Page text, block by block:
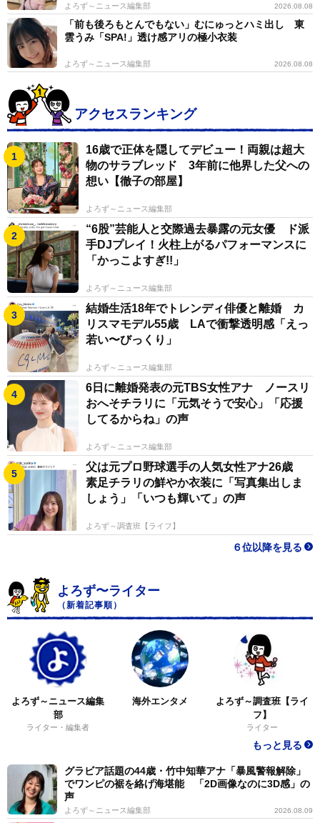
よろず～ニュース編集部 2026.08.08
「前も後ろもとんでもない」むにゅっとハミ出し 東
雲うみ「SPA!」透け感アリの極小衣装
よろず～ニュース編集部 2026.08.08
アクセスランキング
16歳で正体を隠してデビュー！両親は超大
物のサラブレッド 3年前に他界した父への
想い【徹子の部屋】
よろず～ニュース編集部
“6股”芸能人と交際過去暴露の元女優 ド派
手DJプレイ！火柱上がるパフォーマンスに
「かっこよすぎ!!」
よろず～ニュース編集部
結婚生活18年でトレンディ俳優と離婚 カ
リスマモデル55歳 LAで衝撃透明感「えっ
若い〜びっくり」
よろず～ニュース編集部
6日に離婚発表の元TBS女性アナ ノースリ
おへそチラリに「元気そうで安心」「応援
してるからね」の声
よろず～ニュース編集部
父は元プロ野球選手の人気女性アナ26歳
素足チラリの鮮やか衣装に「写真集出しま
しょう」「いつも輝いて」の声
よろず～調査班【ライフ】
６位以降を見る
よろず〜ライター
（新着記事順）
よろず～ニュース編集
部
ライター・編集者
海外エンタメ
よろず～調査班【ライ
フ】
ライター
もっと見る
グラビア話題の44歳・竹中知華アナ「暴風警報解除」
でワンピの裾を絡げ海堪能 「2D画像なのに3D感」の
声
よろず～ニュース編集部 2026.08.09